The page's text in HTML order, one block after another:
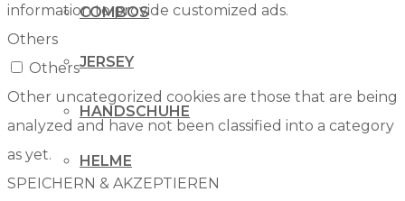
COMBOS
JERSEY
HANDSCHUHE
HELME
information to provide customized ads.
Others
Others
Other uncategorized cookies are those that are being
analyzed and have not been classified into a category
as yet.
SPEICHERN & AKZEPTIEREN